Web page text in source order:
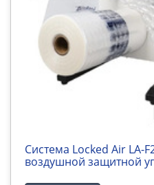
Cистема Locked Air LA-
воздушной защитной